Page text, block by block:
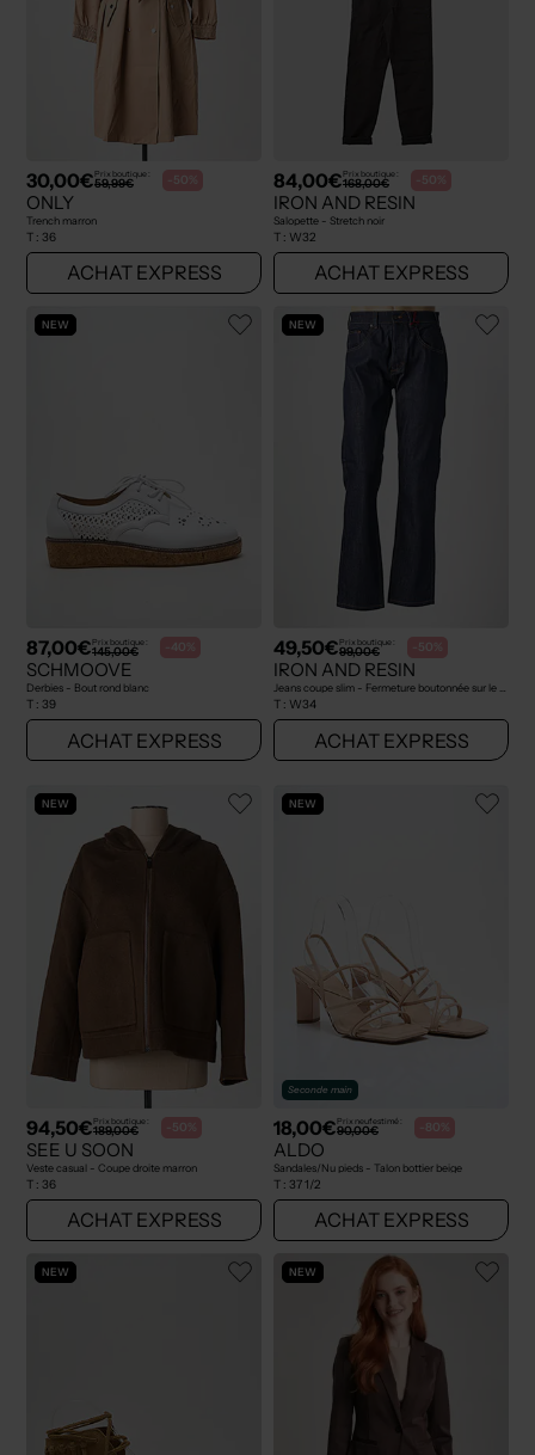
30,00€Prix boutique :
59,99€ -50%
ONLY
Trench marron
T : 36
ACHAT EXPRESS
84,00€Prix boutique :
168,00€ -50%
IRON AND RESIN
Salopette - Stretch noir
T : W32
ACHAT EXPRESS
NEW
87,00€Prix boutique :
145,00€ -40%
SCHMOOVE
Derbies - Bout rond blanc
T : 39
ACHAT EXPRESS
NEW
49,50€Prix boutique :
99,00€ -50%
IRON AND RESIN
T : W34
ACHAT EXPRESS
NEW
94,50€Prix boutique :
189,00€ -50%
SEE U SOON
Veste casual - Coupe droite marron
T : 36
ACHAT EXPRESS
NEW
Seconde main
18,00€Prix neuf estimé :
90,00€ -80%
ALDO
Sandales/Nu pieds - Talon bottier beige
T : 37 1/2
ACHAT EXPRESS
NEW NEW